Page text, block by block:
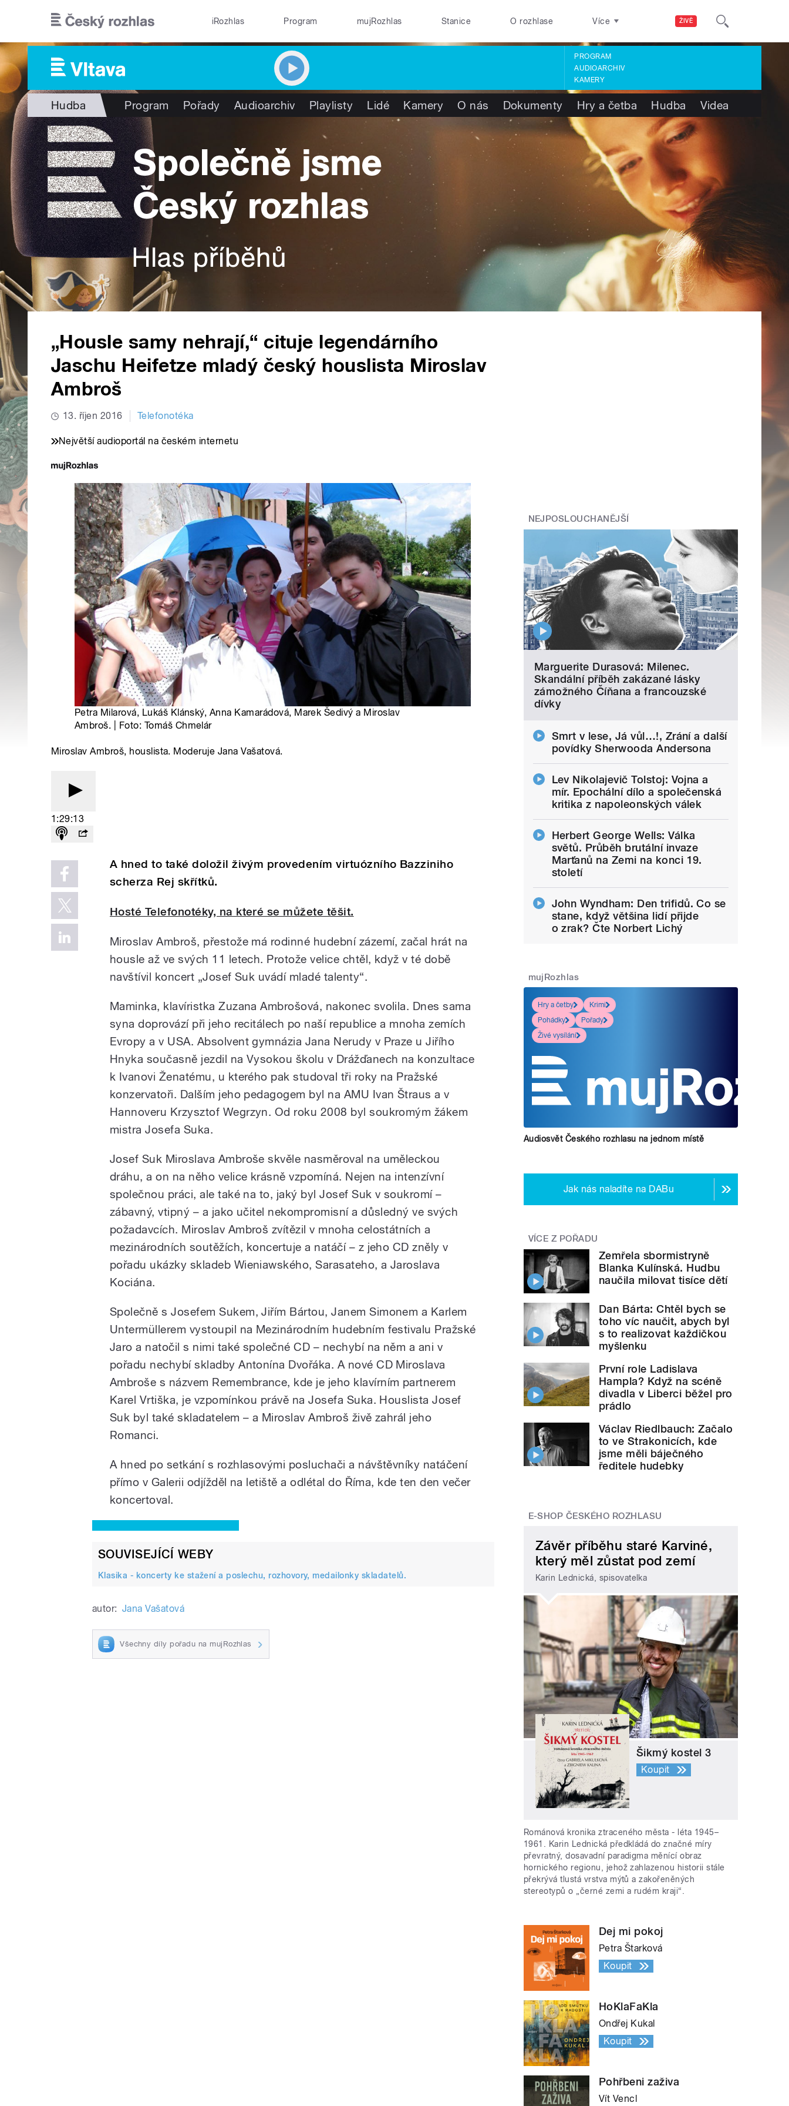
ŽIVĚ
iRozhlas Program mujRozhlas Stanice O rozhlase Více
PROGRAM
AUDIOARCHIV
KAMERY
Hudba Program Pořady Audioarchiv Playlisty Lidé Kamery O nás Dokumenty Hry a četba Hudba Videa
„Housle samy nehrají,“ cituje legendárního
Jaschu Heifetze mladý český houslista Miroslav
Ambroš
13. říjen 2016 Telefonotéka
Největší audioportál na českém internetu
Petra Milarová, Lukáš Klánský, Anna Kamarádová, Marek Šedivý a Miroslav
Ambroš. | Foto: Tomáš Chmelár
Miroslav Ambroš, houslista. Moderuje Jana Vašatová.
1:29:13
A hned to také doložil živým provedením virtuózního Bazziniho
scherza Rej skřítků.
Hosté Telefonotéky, na které se můžete těšit.
Miroslav Ambroš, přestože má rodinné hudební zázemí, začal hrát na
housle až ve svých 11 letech. Protože velice chtěl, když v té době
navštívil koncert „Josef Suk uvádí mladé talenty“.
Maminka, klavíristka Zuzana Ambrošová, nakonec svolila. Dnes sama
syna doprovází při jeho recitálech po naší republice a mnoha zemích
Evropy a v USA. Absolvent gymnázia Jana Nerudy v Praze u Jiřího
Hnyka současně jezdil na Vysokou školu v Drážďanech na konzultace
k Ivanovi Ženatému, u kterého pak studoval tři roky na Pražské
konzervatoři. Dalším jeho pedagogem byl na AMU Ivan Štraus a v
Hannoveru Krzysztof Wegrzyn. Od roku 2008 byl soukromým žákem
mistra Josefa Suka.
Josef Suk Miroslava Ambroše skvěle nasměroval na uměleckou
dráhu, a on na něho velice krásně vzpomíná. Nejen na intenzívní
společnou práci, ale také na to, jaký byl Josef Suk v soukromí –
zábavný, vtipný – a jako učitel nekompromisní a důsledný ve svých
požadavcích. Miroslav Ambroš zvítězil v mnoha celostátních a
mezinárodních soutěžích, koncertuje a natáčí – z jeho CD zněly v
pořadu ukázky skladeb Wieniawského, Sarasateho, a Jaroslava
Kociána.
Společně s Josefem Sukem, Jiřím Bártou, Janem Simonem a Karlem
Untermüllerem vystoupil na Mezinárodním hudebním festivalu Pražské
Jaro a natočil s nimi také společné CD – nechybí na něm a ani v
pořadu nechybí skladby Antonína Dvořáka. A nové CD Miroslava
Ambroše s názvem Remembrance, kde je jeho klavírním partnerem
Karel Vrtiška, je vzpomínkou právě na Josefa Suka. Houslista Josef
Suk byl také skladatelem – a Miroslav Ambroš živě zahrál jeho
Romanci.
A hned po setkání s rozhlasovými posluchači a návštěvníky natáčení
přímo v Galerii odjížděl na letiště a odlétal do Říma, kde ten den večer
koncertoval.
SOUVISEJÍCÍ WEBY
Klasika - koncerty ke stažení a poslechu, rozhovory, medailonky skladatelů.
autor: Jana Vašatová
Všechny díly pořadu na mujRozhlas
NEJPOSLOUCHANĚJŠÍ
Marguerite Durasová: Milenec.
Skandální příběh zakázané lásky
zámožného Číňana a francouzské
dívky
Smrt v lese, Já vůl…!, Zrání a další
povídky Sherwooda Andersona
Lev Nikolajevič Tolstoj: Vojna a
mír. Epochální dílo a společenská
kritika z napoleonských válek
Herbert George Wells: Válka
světů. Průběh brutální invaze
Marťanů na Zemi na konci 19.
století
John Wyndham: Den trifidů. Co se
stane, když většina lidí přijde
o zrak? Čte Norbert Lichý
mujRozhlas
Hry a četby
Krimi
Pohádky
Pořady
Živé vysílání
Audiosvět Českého rozhlasu na jednom místě
Jak nás naladíte na DABu
VÍCE Z POŘADU
Zemřela sbormistryně
Blanka Kulínská. Hudbu
naučila milovat tisíce dětí
Dan Bárta: Chtěl bych se
toho víc naučit, abych byl
s to realizovat každičkou
myšlenku
První role Ladislava
Hampla? Když na scéně
divadla v Liberci běžel pro
prádlo
Václav Riedlbauch: Začalo
to ve Strakonicích, kde
jsme měli báječného
ředitele hudebky
E-SHOP ČESKÉHO ROZHLASU
Závěr příběhu staré Karviné,
který měl zůstat pod zemí
Karin Lednická, spisovatelka
Šikmý kostel 3
Koupit
Románová kronika ztraceného města - léta 1945–
1961. Karin Lednická předkládá do značné míry
převratný, dosavadní paradigma měnící obraz
hornického regionu, jehož zahlazenou historii stále
překrývá tlustá vrstva mýtů a zakořeněných
stereotypů o „černé zemi a rudém kraji“.
Dej mi pokoj
Petra Štarková
Koupit
HoKlaFaKla
Ondřej Kukal
Koupit
Pohřbeni zaživa
Vít Vencl